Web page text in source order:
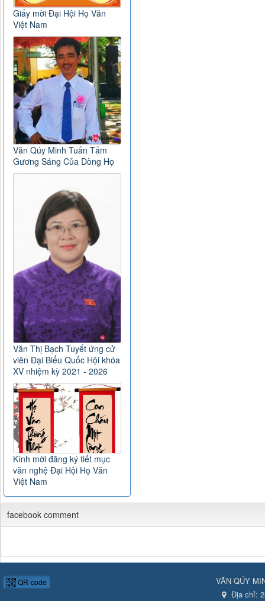
Giấy mời Đại Hội Họ Văn
Việt Nam
Văn Qúy Minh Tuấn Tấm
Gương Sáng Của Dòng Họ
Văn Thị Bạch Tuyết ứng cử
viên Đại Biểu Quốc Hội khóa
XV nhiệm kỳ 2021 - 2026
Kính mời đăng ký tiết mục
văn nghệ Đại Hội Họ Văn
Việt Nam
facebook comment
QR-code
VĂN QÚY
Địa chỉ: